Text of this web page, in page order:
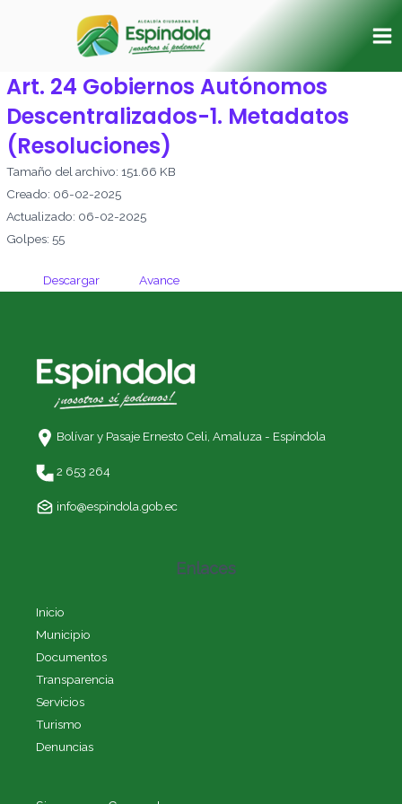
Art. 24 Gobiernos Autónomos
Descentralizados-1. Metadatos
(Resoluciones)
Tamaño del archivo: 151.66 KB
Creado: 06-02-2025
Actualizado: 06-02-2025
Golpes: 55
Descargar Avance
Bolívar y Pasaje Ernesto Celi, Amaluza - Espíndola
2 653 264
info@espindola.gob.ec
Enlaces
Inicio
Municipio
Documentos
Transparencia
Servicios
Turismo
Denuncias